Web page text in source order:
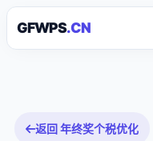
GFWPS.CN
返回 年终奖个税优化